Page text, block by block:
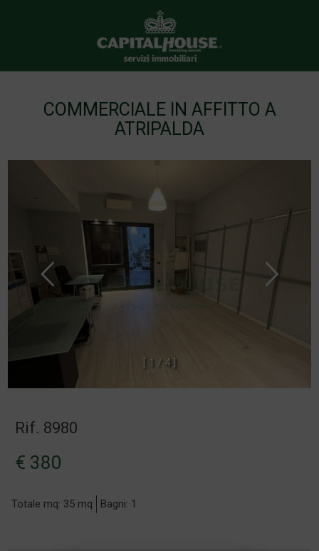
COMMERCIALE IN AFFITTO A
ATRIPALDA
[ 1 / 4 ]
Rif. 8980
€ 380
Totale mq: 35 mq Bagni: 1